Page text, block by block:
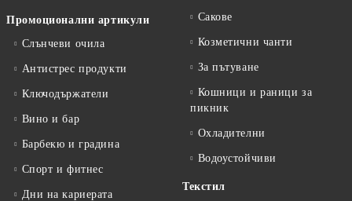
Промоционални артикули
Слънчеви очила
Антистрес продукти
Ключодържатели
Вино и бар
Барбекю и градина
Спорт и фитнес
Дни на кариерата
Сакове
Козметични чанти
За пътуване
Кошници и раници за
пикник
Охладителни
Водоустойчиви
Текстил